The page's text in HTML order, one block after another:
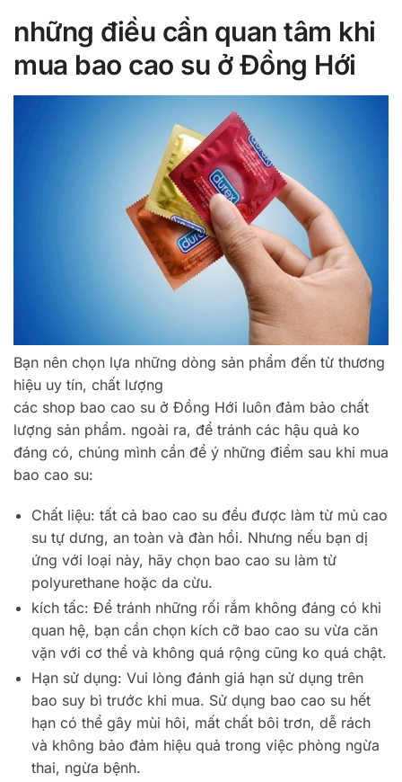
những điều cần quan tâm khi
mua bao cao su ở Đồng Hới
Bạn nên chọn lựa những dòng sản phẩm đến từ thương
hiệu uy tín, chất lượng
các shop bao cao su ở Đồng Hới luôn đảm bảo chất
lượng sản phẩm. ngoài ra, để tránh các hậu quả ko
đáng có, chúng mình cần để ý những điểm sau khi mua
bao cao su:
Chất liệu: tất cả bao cao su đều được làm từ mủ cao
su tự dưng, an toàn và đàn hồi. Nhưng nếu bạn dị
ứng với loại này, hãy chọn bao cao su làm từ
polyurethane hoặc da cừu.
kích tấc: Để tránh những rối rắm không đáng có khi
quan hệ, bạn cần chọn kích cỡ bao cao su vừa căn
vặn với cơ thể và không quá rộng cũng ko quá chật.
Hạn sử dụng: Vui lòng đánh giá hạn sử dụng trên
bao suy bì trước khi mua. Sử dụng bao cao su hết
hạn có thể gây mùi hôi, mất chất bôi trơn, dễ rách
và không bảo đảm hiệu quả trong việc phòng ngừa
thai, ngừa bệnh.